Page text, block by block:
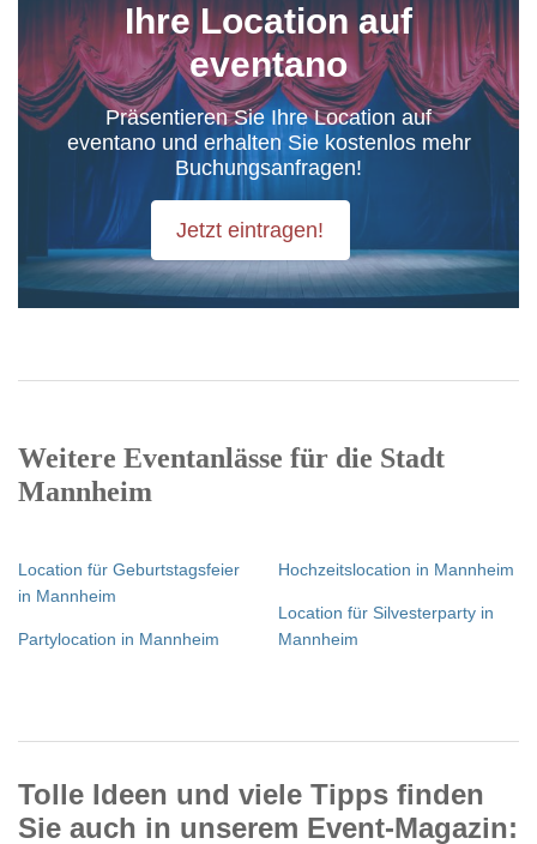
Ihre Location auf
eventano
Präsentieren Sie Ihre Location auf
eventano und erhalten Sie kostenlos mehr
Buchungsanfragen!
Jetzt eintragen!
Weitere Eventanlässe für die Stadt
Mannheim
Location für Geburtstagsfeier
in Mannheim
Partylocation in Mannheim
Hochzeitslocation in Mannheim
Location für Silvesterparty in
Mannheim
Tolle Ideen und viele Tipps finden
Sie auch in unserem Event-Magazin: